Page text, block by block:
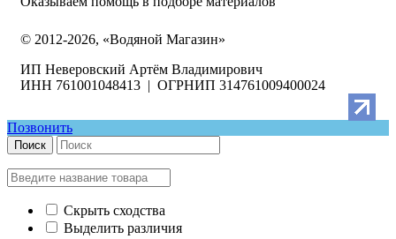
© 2012-2026, «Водяной Магазин»
ИП Неверовский Артём Владимирович
ИНН 761001048413 | ОГРНИП 314761009400024
Позвонить
Поиск
Скрыть сходства
Выделить различия